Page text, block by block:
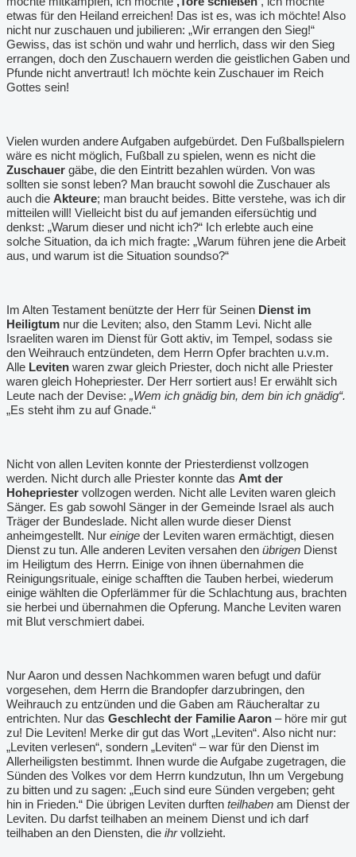
etwas für den Heiland erreichen! Das ist es, was ich möchte! Also
nicht nur zuschauen und jubilieren: „Wir errangen den Sieg!“
Gewiss, das ist schön und wahr und herrlich, dass wir den Sieg
errangen, doch den Zuschauern werden die geistlichen Gaben und
Pfunde nicht anvertraut! Ich möchte kein Zuschauer im Reich
Gottes sein!
Vielen wurden andere Aufgaben aufgebürdet. Den Fußballspielern
wäre es nicht möglich, Fußball zu spielen, wenn es nicht die
Zuschauer gäbe, die den Eintritt bezahlen würden. Von was
sollten sie sonst leben? Man braucht sowohl die Zuschauer als
auch die Akteure; man braucht beides. Bitte verstehe, was ich dir
mitteilen will! Vielleicht bist du auf jemanden eifersüchtig und
denkst: „Warum dieser und nicht ich?“ Ich erlebte auch eine
solche Situation, da ich mich fragte: „Warum führen jene die Arbeit
aus, und warum ist die Situation soundso?“
Im Alten Testament benützte der Herr für Seinen Dienst im
Heiligtum nur die Leviten; also, den Stamm Levi. Nicht alle
Israeliten waren im Dienst für Gott aktiv, im Tempel, sodass sie
den Weihrauch entzündeten, dem Herrn Opfer brachten u.v.m.
Alle Leviten waren zwar gleich Priester, doch nicht alle Priester
waren gleich Hohepriester. Der Herr sortiert aus! Er erwählt sich
Leute nach der Devise: „Wem ich gnädig bin, dem bin ich gnädig“.
„Es steht ihm zu auf Gnade.“
Nicht von allen Leviten konnte der Priesterdienst vollzogen
werden. Nicht durch alle Priester konnte das Amt der
Hohepriester vollzogen werden. Nicht alle Leviten waren gleich
Sänger. Es gab sowohl Sänger in der Gemeinde Israel als auch
Träger der Bundeslade. Nicht allen wurde dieser Dienst
anheimgestellt. Nur einige der Leviten waren ermächtigt, diesen
Dienst zu tun. Alle anderen Leviten versahen den übrigen Dienst
im Heiligtum des Herrn. Einige von ihnen übernahmen die
Reinigungsrituale, einige schafften die Tauben herbei, wiederum
einige wählten die Opferlämmer für die Schlachtung aus, brachten
sie herbei und übernahmen die Opferung. Manche Leviten waren
mit Blut verschmiert dabei.
Nur Aaron und dessen Nachkommen waren befugt und dafür
vorgesehen, dem Herrn die Brandopfer darzubringen, den
Weihrauch zu entzünden und die Gaben am Räucheraltar zu
entrichten. Nur das Geschlecht der Familie Aaron – höre mir gut
zu! Die Leviten! Merke dir gut das Wort „Leviten“. Also nicht nur:
„Leviten verlesen“, sondern „Leviten“ – war für den Dienst im
Allerheiligsten bestimmt. Ihnen wurde die Aufgabe zugetragen, die
Sünden des Volkes vor dem Herrn kundzutun, Ihn um Vergebung
zu bitten und zu sagen: „Euch sind eure Sünden vergeben; geht
hin in Frieden.“ Die übrigen Leviten durften teilhaben am Dienst der
Leviten. Du darfst teilhaben an meinem Dienst und ich darf
teilhaben an den Diensten, die ihrvollzieht.